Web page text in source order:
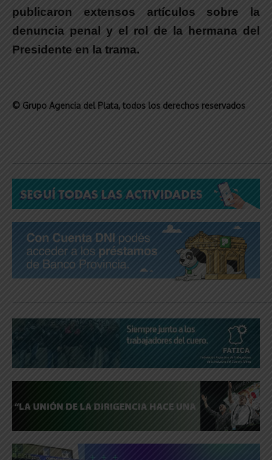
publicaron extensos artículos sobre la
denuncia penal y el rol de la hermana del
Presidente en la trama.
© Grupo Agencia del Plata, todos los derechos reservados